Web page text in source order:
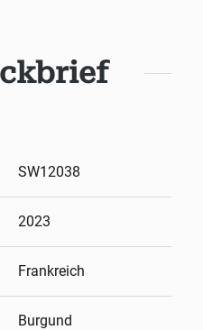
SW12038
2023
Frankreich
Burgund